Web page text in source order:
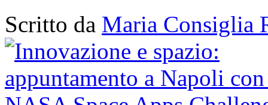
Scritto da Maria Consiglia